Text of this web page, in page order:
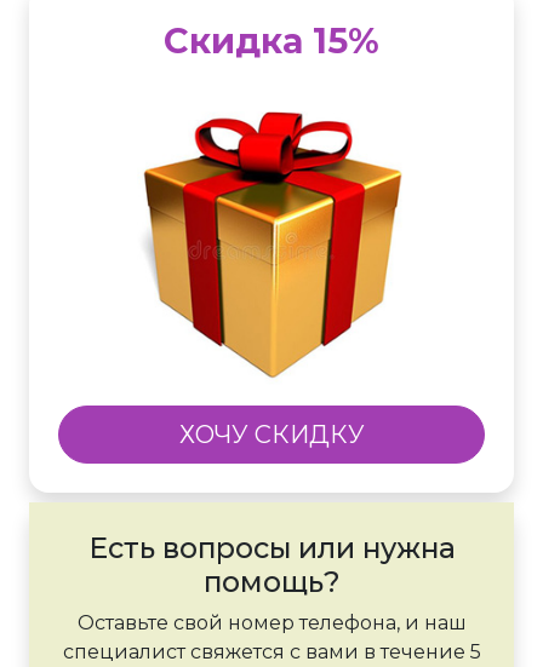
Скидка 15%
ХОЧУ СКИДКУ
Есть вопросы или нужна
помощь?
Оставьте свой номер телефона, и наш
специалист свяжется с вами в течение 5